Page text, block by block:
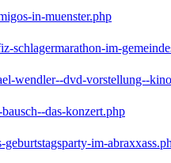
in-muenster.php
schlagermarathon-im-
wendler--dvd-vorstellung--
das-konzert.php
geburtstagsparty-im-